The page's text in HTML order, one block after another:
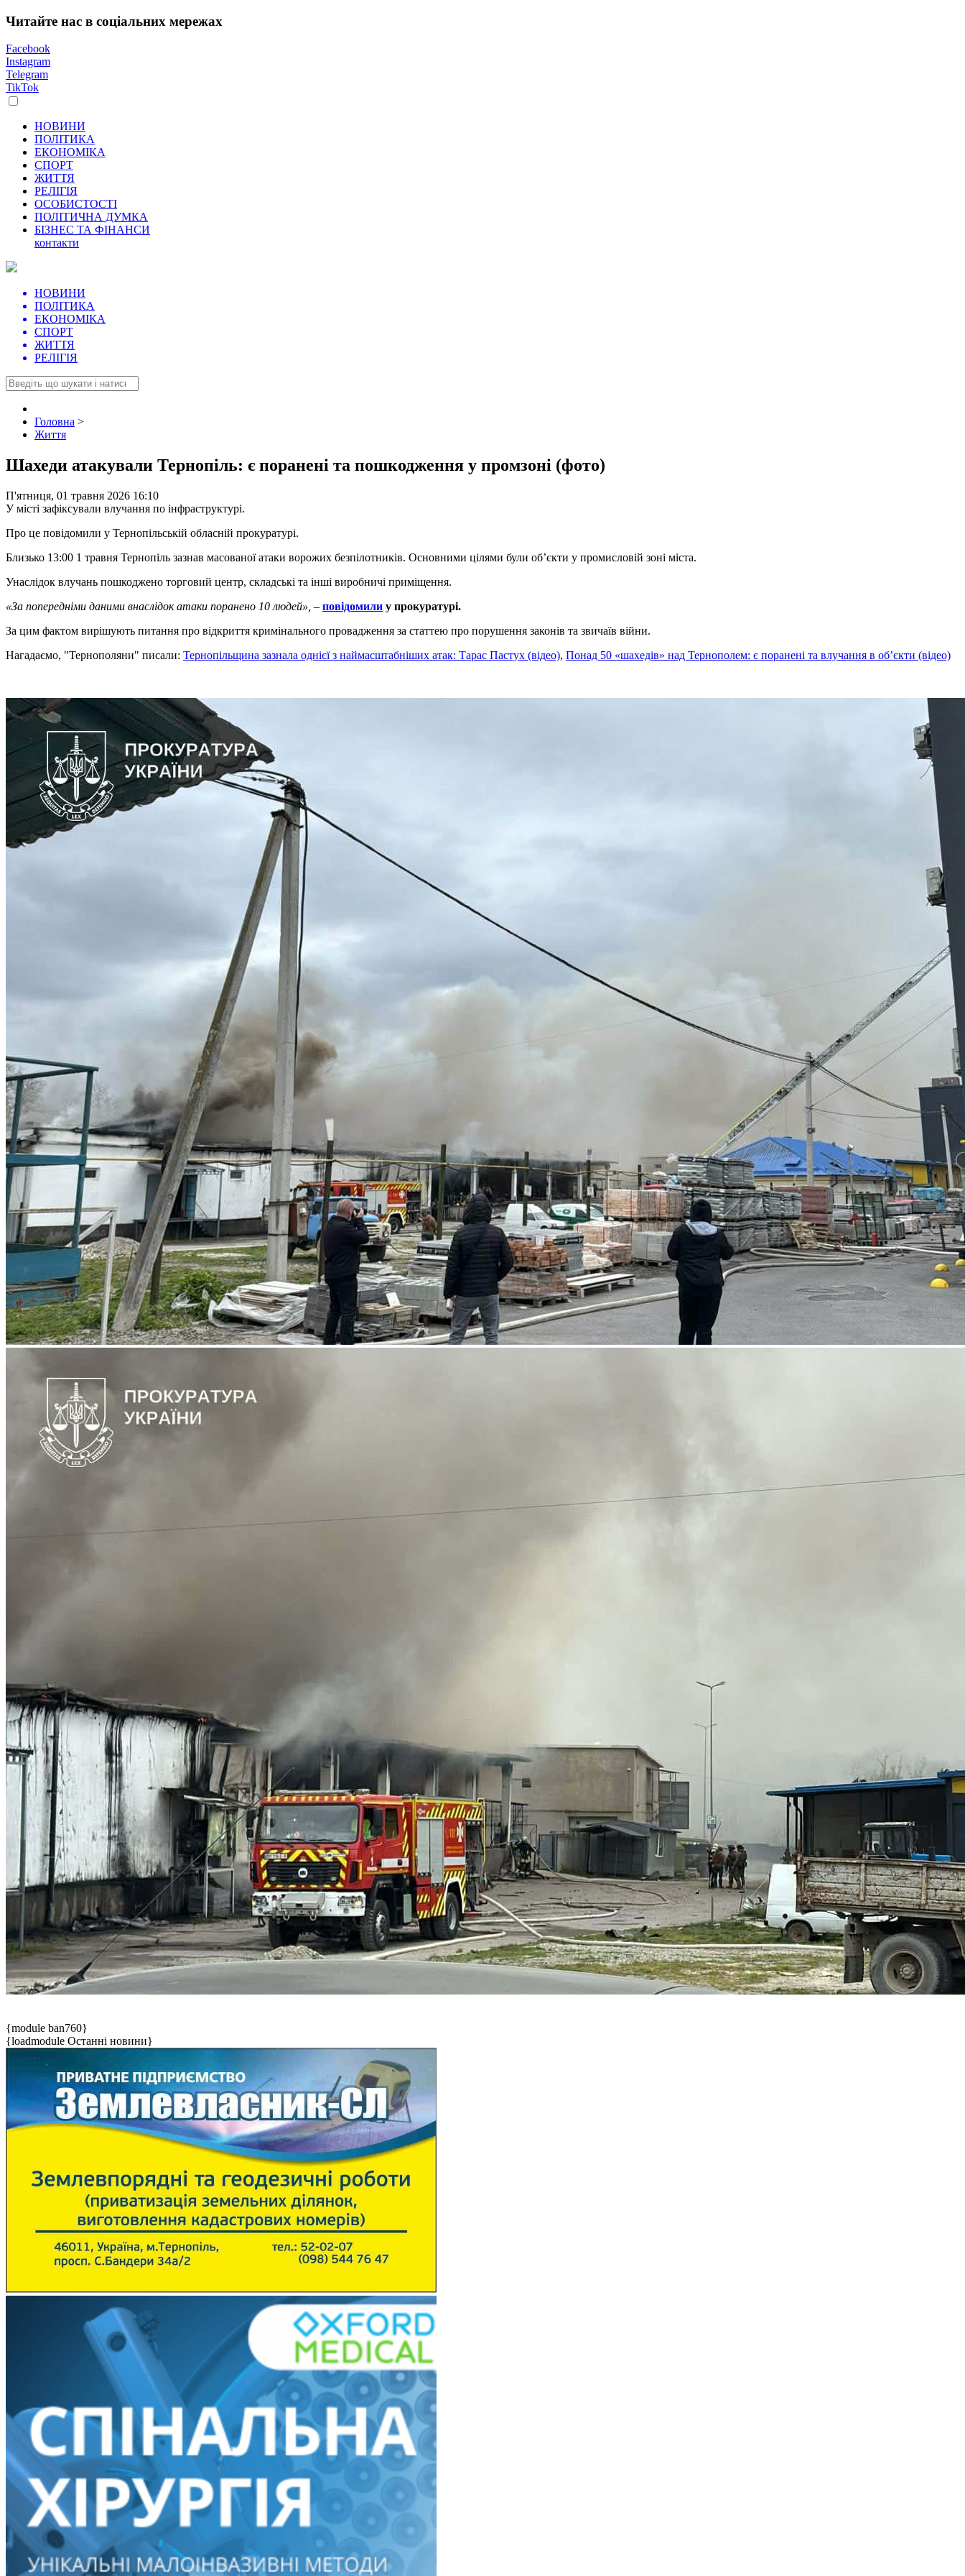
Читайте нас в соціальних мережах
Facebook
Instagram
Telegram
TikTok
НОВИНИ
ПОЛІТИКА
ЕКОНОМІКА
СПОРТ
ЖИТТЯ
РЕЛІГІЯ
ОСОБИСТОСТІ
ПОЛІТИЧНА ДУМКА
БІЗНЕС ТА ФІНАНСИ
контакти
НОВИНИ
ПОЛІТИКА
ЕКОНОМІКА
СПОРТ
ЖИТТЯ
РЕЛІГІЯ
Головна >
Життя
Шахеди атакували Тернопіль: є поранені та пошкодження у промзоні (фото)
П'ятниця, 01 травня 2026 16:10
У місті зафіксували влучання по інфраструктурі.
Про це повідомили у Тернопільській обласній прокуратурі.
Близько 13:00 1 травня Тернопіль зазнав масованої атаки ворожих безпілотників. Основними цілями були об’єкти у промисловій зоні міста.
Унаслідок влучань пошкоджено торговий центр, складські та інші виробничі приміщення.
«За попередніми даними внаслідок атаки поранено 10 людей», – повідомили у прокуратурі.
За цим фактом вирішують питання про відкриття кримінального провадження за статтею про порушення законів та звичаїв війни.
Нагадаємо, "Тернополяни" писали: Тернопільщина зазнала однієї з наймасштабніших атак: Тарас Пастух (відео), Понад 50 «шахедів» над Тернополем: є поранені та влучання в об’єкти (відео)
{module ban760}
{loadmodule Останні новини}